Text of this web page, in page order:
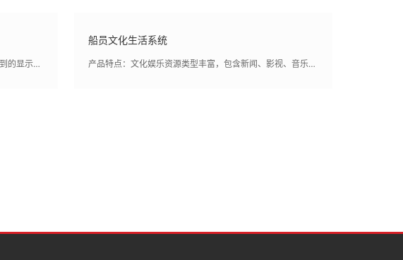
产品特点：LED显示屏能满足普通显示设备无法达到的显示要求,通过双色模组或彩色模组的组合，点亮LED灯芯显示图片、文字等信息
船员文化生活系统
产品特点：文化娱乐资源类型丰富，包含新闻、影视、音乐、图书、学习等内容,符合船舶使用环境，支持100人以上同时在线